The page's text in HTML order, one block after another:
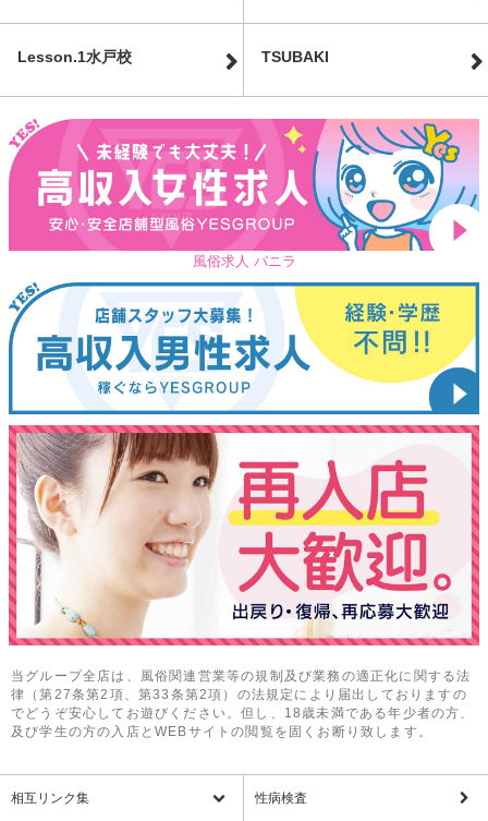
Lesson.1水戸校 TSUBAKI
風俗求人 バニラ
当グループ全店は、風俗関連営業等の規制及び業務の適正化に関する法
律（第27条第2項、第33条第2項）の法規定により届出しておりますの
でどうぞ安心してお遊びください。但し、18歳未満である年少者の方、
及び学生の方の入店とWEBサイトの閲覧を固くお断り致します。
相互リンク集 性病検査